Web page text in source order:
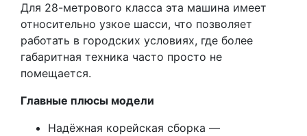
Для 28-метрового класса эта машина имеет
относительно узкое шасси, что позволяет
работать в городских условиях, где более
габаритная техника часто просто не
помещается.
Главные плюсы модели
Надёжная корейская сборка —